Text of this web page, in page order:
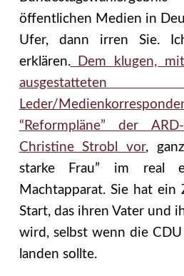
öffentlichen Medien in
Ufer, dann irren Sie.
erklären.Dem klugen, mit
Leder/
“Reformpläne” der
Christine Strobl vor,
starke Frau” im real
Machtapparat. Sie hat ein
Start, das ihren Vater und
wird, selbst wenn die
landen sollte.